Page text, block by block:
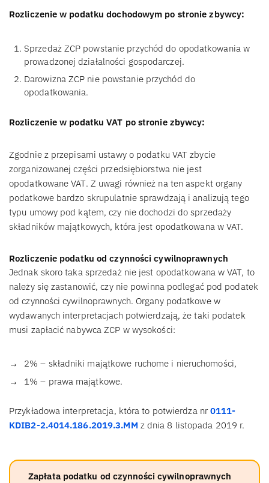
Rozliczenie w podatku dochodowym po stronie zbywcy:
Sprzedaż ZCP powstanie przychód do opodatkowania w
prowadzonej działalności gospodarczej.
Darowizna ZCP nie powstanie przychód do
opodatkowania.
Rozliczenie w podatku VAT po stronie zbywcy:
Zgodnie z przepisami ustawy o podatku VAT zbycie
zorganizowanej części przedsiębiorstwa nie jest
opodatkowane VAT. Z uwagi również na ten aspekt organy
podatkowe bardzo skrupulatnie sprawdzają i analizują tego
typu umowy pod kątem, czy nie dochodzi do sprzedaży
składników majątkowych, która jest opodatkowana w VAT.
Rozliczenie podatku od czynności cywilnoprawnych
Jednak skoro taka sprzedaż nie jest opodatkowana w VAT, to
należy się zastanowić, czy nie powinna podlegać pod podatek
od czynności cywilnoprawnych. Organy podatkowe w
wydawanych interpretacjach potwierdzają, że taki podatek
musi zapłacić nabywca ZCP w wysokości:
2% – składniki majątkowe ruchome i nieruchomości,
1% – prawa majątkowe.
Przykładowa interpretacja, która to potwierdza nr0111-
KDIB2-2.4014.186.2019.3.MM z dnia 8 listopada 2019 r.
Zapłata podatku od czynności cywilnoprawnych